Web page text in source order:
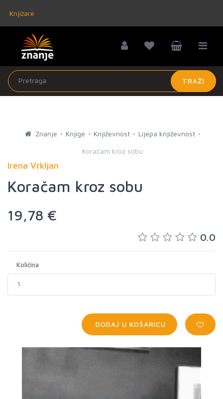
Knjižare
TRAŽI
Znanje Knjige Književnost Lijepa književnost
Koračam kroz sobu
Irena Vrkljan
Koračam kroz sobu
19,78 €
0.0
Količina
DODAJ U KOŠARICU